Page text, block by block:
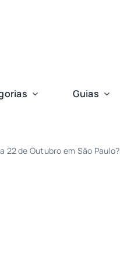
Guias
22 de Outubro em São Paulo?